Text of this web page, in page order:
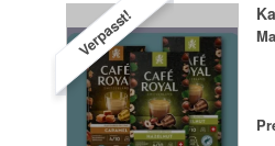
Verpasst!